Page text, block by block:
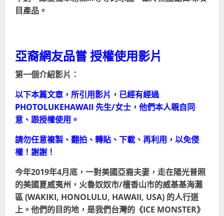
目產品。
亞裔網友品嘗 授權使用影片
第一個介紹影片：
以下本篇文章，所引用影片，已經有經過
PHOTOLUKEHAWAII 先生/女士，他們本人親自同
意、跟授權使用。
請勿任意複製、翻拍、轉貼、下載、再利用，以免侵
權！謝謝！
今年2019年4月底，一對美國亞裔夫妻，走在陽光普照
的美國夏威夷州，火魯奴奴市/檀香山市的威基基海灘
區(WAKIKI, HONOLULU, HAWAII, USA) 的人行道
上。他們的目的地，是我們台灣的《ICE MONSTER》